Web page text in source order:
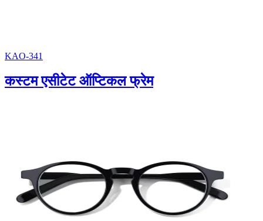
KAO-341
कस्टम एसीटेट ऑप्टिकल फ्रेम